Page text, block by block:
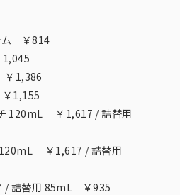
ム ￥814
1,386
1,155
120mL ￥1,617 / 詰替用
120mL ￥1,617 / 詰替用
/ 詰替用 85mL ￥935